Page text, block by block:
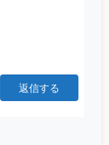
返信する